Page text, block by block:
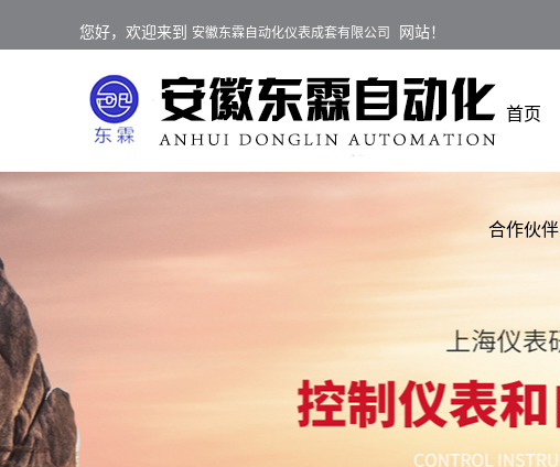
您好，欢迎来到 安徽东霖自动化仪表成套有限公司 网站！
首页
合作伙伴